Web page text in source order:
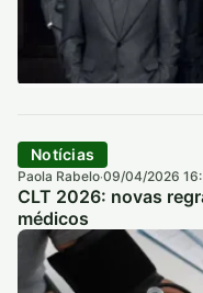
Notícias
Paola Rabelo·09/04/2026
CLT 2026: novas
médicos